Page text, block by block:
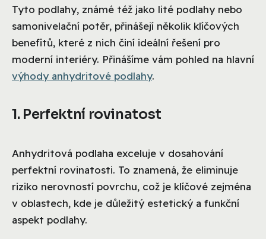
Tyto podlahy, známé též jako lité podlahy nebo
samonivelační potěr, přinášejí několik klíčových
benefitů, které z nich činí ideální řešení pro
moderní interiéry. Přinášíme vám pohled na hlavní
výhody anhydritové podlahy.
1. Perfektní rovinatost
Anhydritová podlaha exceluje v dosahování
perfektní rovinatosti. To znamená, že eliminuje
riziko nerovností povrchu, což je klíčové zejména
v oblastech, kde je důležitý estetický a funkční
aspekt podlahy.